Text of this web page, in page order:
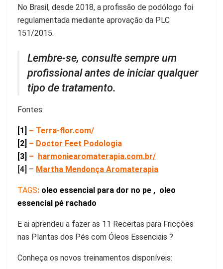
No Brasil, desde 2018, a profissão de podólogo foi
regulamentada mediante aprovação da PLC
151/2015.
Lembre-se, consulte sempre um
profissional antes de iniciar qualquer
tipo de tratamento.
Fontes:
[1] – Terra-flor.com/
[2] – Doctor Feet Podologia
[3] – harmoniearomaterapia.com.br/
[4] – Martha Mendonça Aromaterapia
TAGS: oleo essencial para dor no pe , oleo
essencial pé rachado
E ai aprendeu a fazer as 11 Receitas para Fricções
nas Plantas dos Pés com Óleos Essenciais ?
Conheça os novos treinamentos disponíveis: